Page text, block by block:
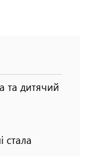
та дитячий
стала